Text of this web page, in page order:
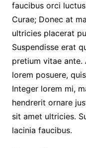
faucibus orci
Curae; Donec at
ultricies placerat
Suspendisse erat
pretium vitae ante.
lorem posuere,
Integer lorem mi,
hendrerit ornare
sit amet ultricies.
lacinia faucibus.